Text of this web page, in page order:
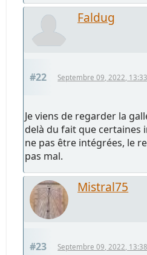
Faldug
#22 Septembre 09, 2022,
Je viens de regarder la
delà du fait que certaines
ne pas être intégrées, le
pas mal.
Mistral75
#23 Septembre 09, 2022,